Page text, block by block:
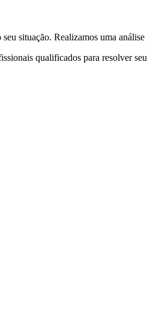
situação. Realizamos uma
qualificados para resolver